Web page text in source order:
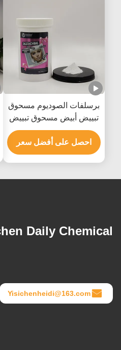
برسلفات الصوديوم مسحوق
تبييض أبيض مسحوق تبييض
الشعر حتى 8-9 مستويات
احصل على أفضل سعر
Daily Chemical
Yisichenheidi@163.com